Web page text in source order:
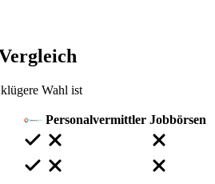
Wahl ist
Personalvermittler Jobbörsen